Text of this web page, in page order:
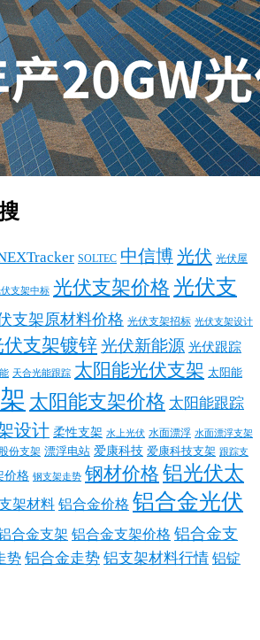
SOLTEC 中信博光伏 光伏屋
支架中标 光伏支架价格 光伏支
支架原材料价格 光伏支架招标 光伏支架设计
伏支架镀锌光伏新能源 光伏跟踪
天合光能跟踪 太阳能光伏支架 太阳能
太阳能支架价格 太阳能跟踪
设计 柔性支架 水上光伏 水面漂浮 水面漂浮支架
份支架 漂浮电站 爱康科技 爱康科技支架 跟踪支
价格 钢支架走势 钢材价格 铝光伏太
架材料 铝合金价格 铝合金光伏
合金支架 铝合金支架价格 铝合金支
势 铝合金走势 铝支架材料行情 铝锭